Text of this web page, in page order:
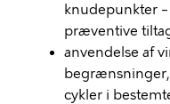
knudepunkter
præventive
anvendelse af
cykler i